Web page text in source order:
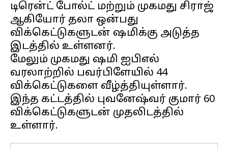
டிரென்ட் போல்ட் மற்றும் முகமது சிராஜ்
ஆகியோர் தலா ஒன்பது
விக்கெட்டுகளுடன் ஷமிக்கு அடுத்த
இடத்தில் உள்ளனர்.
மேலும் முகமது ஷமி ஐபிஎல்
வரலாற்றில் பவர்பிளேயில் 44
விக்கெட்டுகளை வீழ்த்தியுள்ளார்.
இந்த கட்டத்தில் புவனேஷ்வர் குமார் 60
விக்கெட்டுகளுடன் முதலிடத்தில்